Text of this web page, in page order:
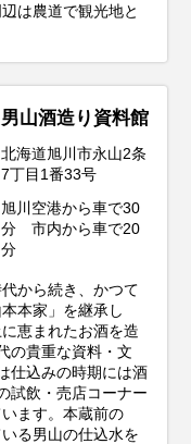
は農道で観光地と
男山酒造り資料館
北海道旭川市永山2条
7丁目1番33号
旭川空港から車で30
分 市内から車で20
分
から続き、かつて
本家」を継承し
恵まれたお酒を造
の貴重な資料・文
仕込みの時期には酒
試飲・売店コーナー
ます。本蔵前の
る男山の仕込水を